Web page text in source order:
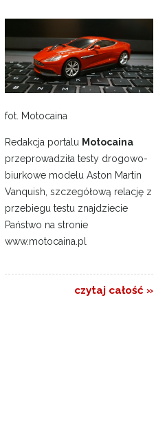
fot. Motocaina
Redakcja portalu Motocaina
przeprowadziła testy drogowo-
biurkowe modelu Aston Martin
Vanquish, szczegółową relację z
przebiegu testu znajdziecie
Państwo na stronie
www.motocaina.pl
czytaj całość »